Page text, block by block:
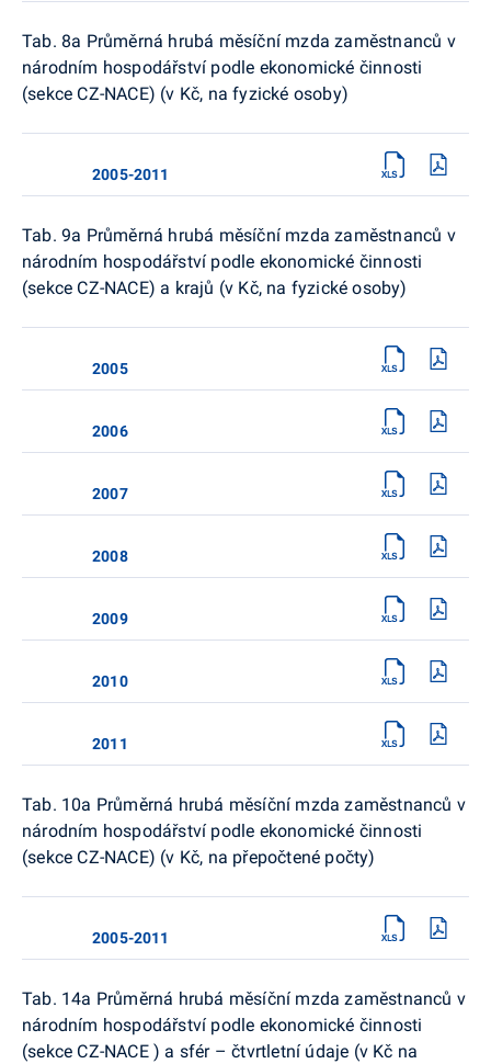
Tab. 8a Průměrná hrubá měsíční mzda zaměstnanců v
národním hospodářství podle ekonomické činnosti
(sekce CZ-NACE) (v Kč, na fyzické osoby)
2005-2011
Tab. 9a Průměrná hrubá měsíční mzda zaměstnanců v
národním hospodářství podle ekonomické činnosti
(sekce CZ-NACE) a krajů (v Kč, na fyzické osoby)
2005
2006
2007
2008
2009
2010
2011
Tab. 10a Průměrná hrubá měsíční mzda zaměstnanců v
národním hospodářství podle ekonomické činnosti
(sekce CZ-NACE) (v Kč, na přepočtené počty)
2005-2011
Tab. 14a Průměrná hrubá měsíční mzda zaměstnanců v
národním hospodářství podle ekonomické činnosti
(sekce CZ-NACE ) a sfér – čtvrtletní údaje (v Kč na